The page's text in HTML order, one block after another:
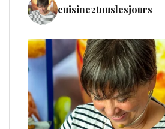
cuisine2touslesjours